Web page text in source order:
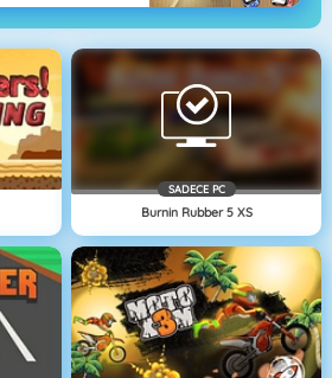
SADECE PC
Burnin Rubber 5 XS